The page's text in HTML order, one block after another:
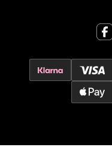
Oslo - Thon
Åpent i dag 10-21
0 i butikk